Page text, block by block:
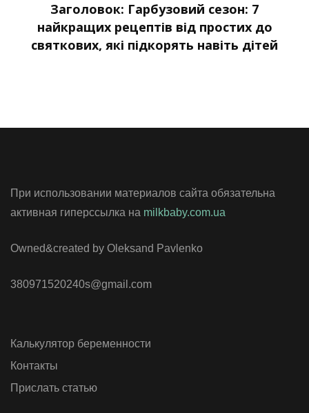
Заголовок: Гарбузовий сезон: 7
найкращих рецептів від простих до
святкових, які підкорять навіть дітей
При использовании материалов сайта обязательна
активная гиперссылка на milkbaby.com.ua
Owned&created by Oleksand Pavlenko
380971520240s@gmail.com
Калькулятор беременности
Контакты
Прислать статью